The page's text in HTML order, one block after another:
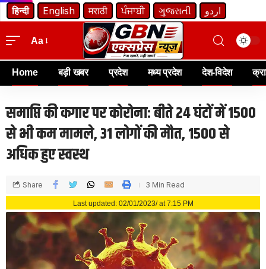
हिन्दी English मराठी ਪੰਜਾਬੀ ગુજરાતી اردو
Aa
Home बड़ी खबर प्रदेश मध्य प्रदेश देश-विदेश
समाप्ति की कगार पर कोरोना: बीते 24 घंटों में 1500
से भी कम मामले, 31 लोगों की मौत, 1500 से
अधिक हुए स्वस्थ
Last updated: 02/01/2023/ at 7:15 PM
Share 3 Min Read